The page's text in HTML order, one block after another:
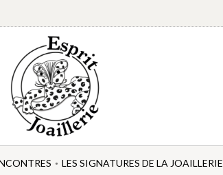
LES SIGNATURES DE LA JOAILLERIE